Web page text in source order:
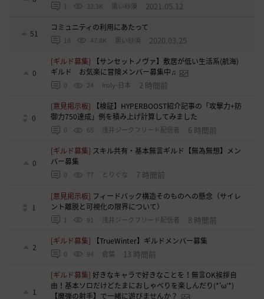
1 32.3K 黒い砂漠 2021.05.12
51
コミュニティの利用にあたって
18 47.8K 黒い砂漠 2020.03.25
0
[ギルド募集]
【サンセットノヴァ】敷居が低い生活系(航海)
ギルド お気楽に冒険メンバー募集中♫
0 24 Iroly-日本 2 時間前
0
[意見掲示板]
【検証】HYPERBOOST紹介記事の「攻撃力+防
御力750達成」例を積み上げ計算してみました
0 65 浅井ジークフリード配信者 6 時間前
0
[ギルド募集] スキル共有・基本無言ギルド【無為無想】メン
バー募集
0 77 とりぐな 7 時間前
1
[意見掲示板] フィードバック構造そのものへの懸念（サイレ
ント離脱と可視化の限界について）
1 91 浅井ジークフリード配信者 8 時間前
2
[ギルド募集] 【TrueWinter】ギルドメンバー募集
0 94 倉葉 13 時間前
1
[ギルド募集]好きなキャラで好きなことを！無言OK挨拶自
由！基本ソロだけどたまにおしゃべりを楽しんだり(*'ω'*)
【魔弾の射手】で一緒に遊びませんか？